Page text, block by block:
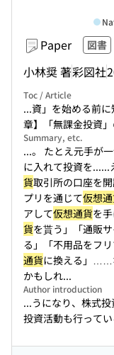
Paper 図書
小林奨 著彩図社
Toc / Article
...資」を始める前
章】「無課金投資
Summary, etc.
...。 たとえ元手が一
に入れて投資を......
貨取引所の口座を
プリを通じて仮想
アして仮想通貨を
貨を貰う」「通販
る」「不用品をフ
通貨に換える」……
かもしれ...
Author introduction
...うになり、株式投
投資活動も行って